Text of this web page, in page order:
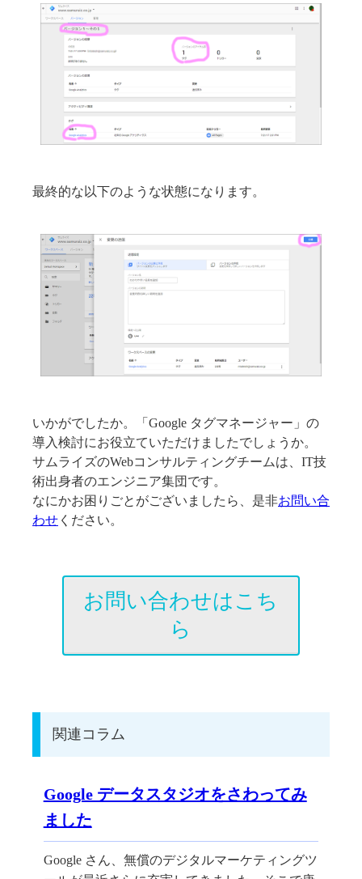
最終的な以下のような状態になります。
いかがでしたか。「Google タグマネージャー」の
導入検討にお役立ていただけましたでしょうか。
サムライズのWebコンサルティングチームは、IT技
術出身者のエンジニア集団です。
なにかお困りごとがございましたら、是非お問い合
わせ ください。
お問い合わせはこち
ら
関連コラム
Google データスタジオをさわってみ
ました
Google さん、無償のデジタルマーケティングツ